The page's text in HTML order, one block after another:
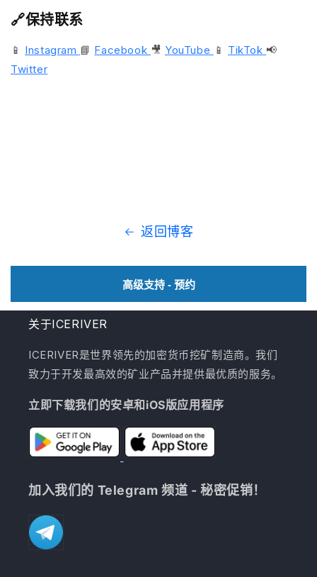
🔗保持联系
📱 Instagram 📘 Facebook 🎥 YouTube 📱 TikTok 📢
Twitter
返回博客
高级支持 - 预约
关于ICERIVER
ICERIVER是世界领先的加密货币挖矿制造商。我们
致力于开发最高效的矿业产品并提供最优质的服务。
立即下载我们的安卓和iOS版应用程序
加入我们的 Telegram 频道 - 秘密促销！